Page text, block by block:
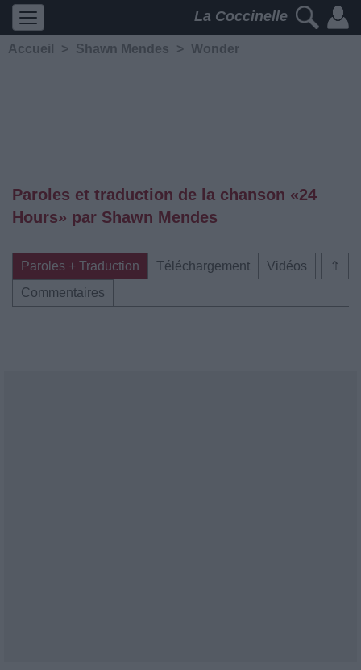
La Coccinelle
Accueil > Shawn Mendes > Wonder
Paroles et traduction de la chanson «24
Hours» par Shawn Mendes
⇑
Paroles + Traduction Téléchargement
Vidéos
Commentaires